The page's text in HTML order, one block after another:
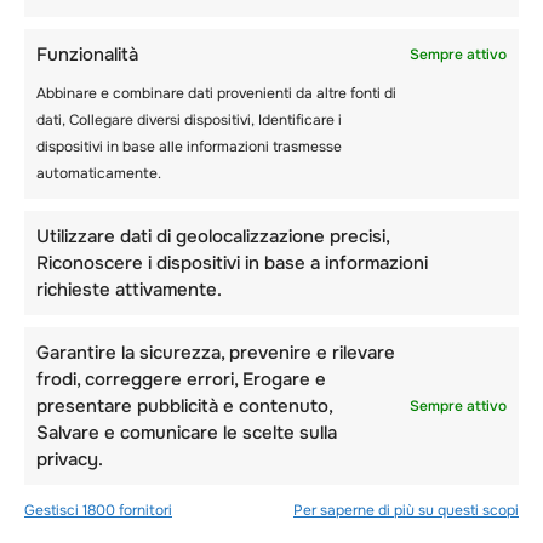
Funzionalità
Sempre attivo
Abbinare e combinare dati provenienti da altre fonti di
dati, Collegare diversi dispositivi, Identificare i
dispositivi in base alle informazioni trasmesse
automaticamente.
Utilizzare dati di geolocalizzazione precisi,
Riconoscere i dispositivi in base a informazioni
richieste attivamente.
Garantire la sicurezza, prevenire e rilevare
frodi, correggere errori, Erogare e
presentare pubblicità e contenuto,
Salvare e comunicare le scelte sulla
privacy.
Sempre attivo
Gestisci 1800 fornitori Per saperne di più su questi scopi
corporeo e ti mantenga comodo e isolato
dall’ambiente. I sacchi a pelo per le stagioni
fredde sono generalmente dotati di
isolamento sintetico o di piuma d’oca, che li
rende in grado di tenerti al caldo durante il
ottimale.
Pertanto, se vuoi dormire comodamente,
pelo. Inoltre, assicurati che abbia la
classificazione ideale per affrontare le rigide
condizioni invernali.
Alcuni campeggiatori invernali utilizzano le